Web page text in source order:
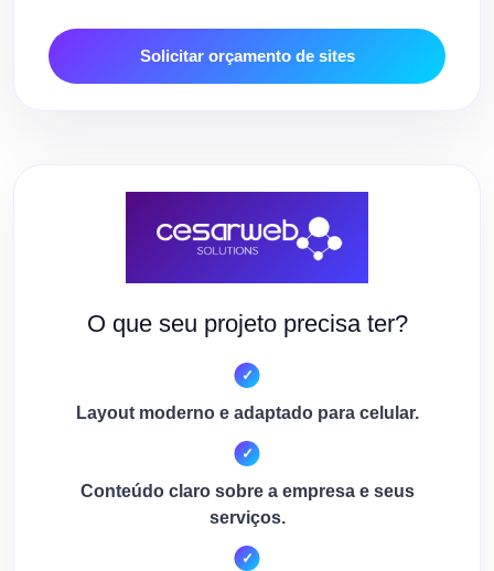
Solicitar orçamento de sites
O que seu projeto precisa ter?
Layout moderno e adaptado para celular.
Conteúdo claro sobre a empresa e seus
serviços.